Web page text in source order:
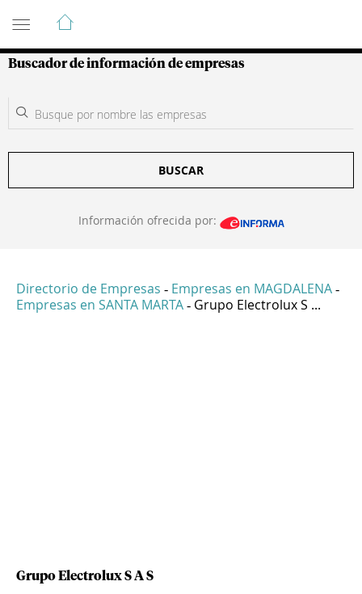
Guía de Empresas Colombianas
Buscador de información de empresas
BUSCAR
Información ofrecida por:
Directorio de Empresas - Empresas en MAGDALENA -
Empresas en SANTA MARTA - Grupo Electrolux S ...
Grupo Electrolux S A S